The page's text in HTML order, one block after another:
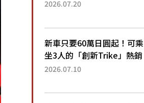
已陸續開始出口的新款
「B...
2026.07.20
新車只要60萬日圓起！可乘
坐3人的「創新Trike」熱銷
大賣成為人氣車款！「養車
日圓就能跑100公里」「小
2026.07.10